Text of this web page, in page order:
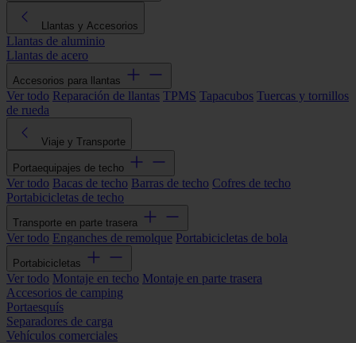
Llantas y Accesorios
Llantas de aluminio
Llantas de acero
Accesorios para llantas
Ver todo Reparación de llantas TPMS Tapacubos Tuercas y tornillos
de rueda
Viaje y Transporte
Portaequipajes de techo
Ver todo Bacas de techo Barras de techo Cofres de techo
Portabicicletas de techo
Transporte en parte trasera
Ver todo Enganches de remolque Portabicicletas de bola
Portabicicletas
Ver todo Montaje en techo Montaje en parte trasera
Accesorios de camping
Portaesquís
Separadores de carga
Vehículos comerciales